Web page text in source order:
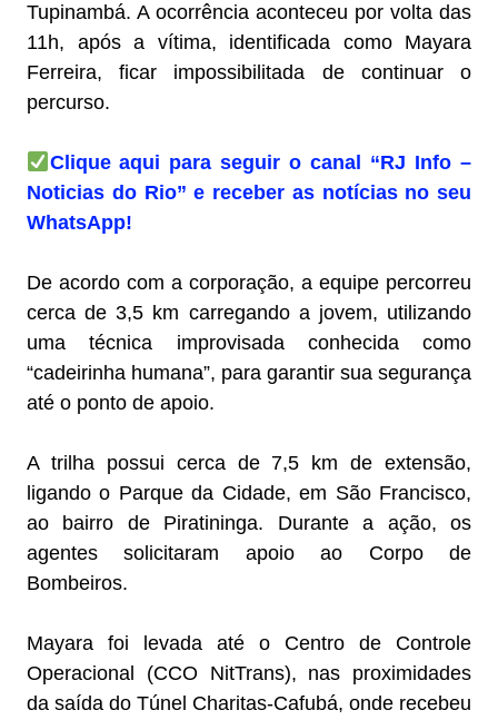
Tupinambá. A ocorrência aconteceu por volta das
11h, após a vítima, identificada como Mayara
Ferreira, ficar impossibilitada de continuar o
percurso.
Clique aqui para seguir o canal “RJ Info –
Noticias do Rio” e receber as notícias no seu
WhatsApp!
De acordo com a corporação, a equipe percorreu
cerca de 3,5 km carregando a jovem, utilizando
uma técnica improvisada conhecida como
“cadeirinha humana”, para garantir sua segurança
até o ponto de apoio.
A trilha possui cerca de 7,5 km de extensão,
ligando o Parque da Cidade, em São Francisco,
ao bairro de Piratininga. Durante a ação, os
agentes solicitaram apoio ao Corpo de
Bombeiros.
Mayara foi levada até o Centro de Controle
Operacional (CCO NitTrans), nas proximidades
da saída do Túnel Charitas-Cafubá, onde recebeu